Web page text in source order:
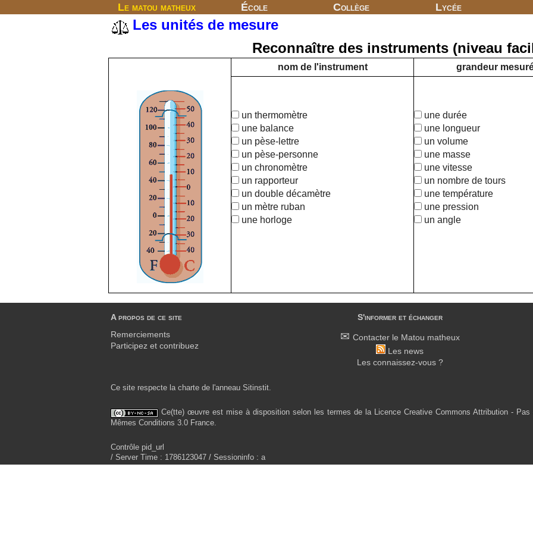
Le matou matheux École Collège Lycée
Les unités de mesure
Reconnaître des instruments (niveau
nom de l'instrument grandeur
un thermomètre
une balance
un pèse-lettre
un pèse-personne
un chronomètre
un rapporteur
un double décamètre
un mètre ruban
une horloge
une durée
une longueur
un volume
une masse
une vitesse
un nombre de tours
une température
une pression
un angle
A propos de ce site
Remerciements
Participez et contribuez
S'informer et échanger
Contacter le Matou matheux
Les news
Les connaissez-vous ?
Ce site respecte la charte de l'anneau Sitinstit.
Ce(tte) œuvre est mise à disposition selon les termes de la Licence Creative Commons Attribution - Pas
Mêmes Conditions 3.0 France.
Contrôle pid_url
/ Server Time : 1786123047 / Sessioninfo : a